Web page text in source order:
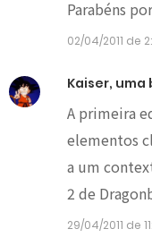
Parabéns
02/04/2011 de
Kaiser,
A primeira
elementos
a um
2 de
29/04/2011 de